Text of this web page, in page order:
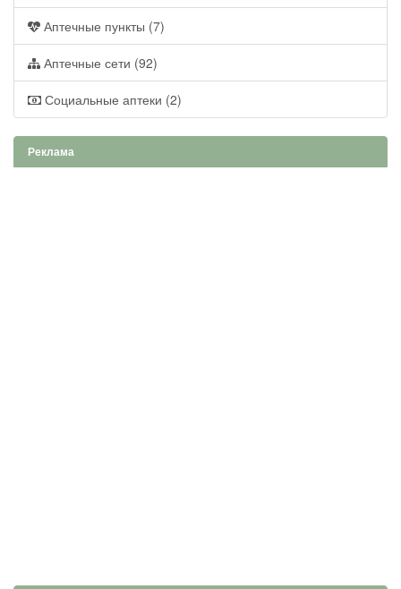
Аптечные пункты (7)
Аптечные сети (92)
Социальные аптеки (2)
Реклама